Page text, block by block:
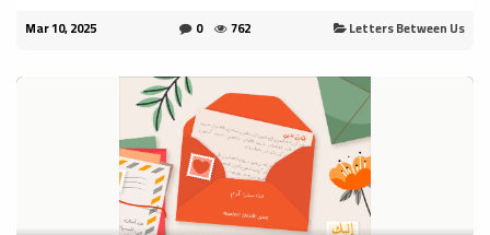
Mar 10, 2025 0 762 Letters Between Us